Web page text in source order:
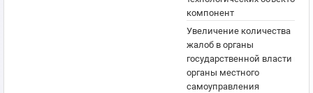
компонент
Увеличение количества
жалоб в органы
государственной власти или
органы местного
самоуправления